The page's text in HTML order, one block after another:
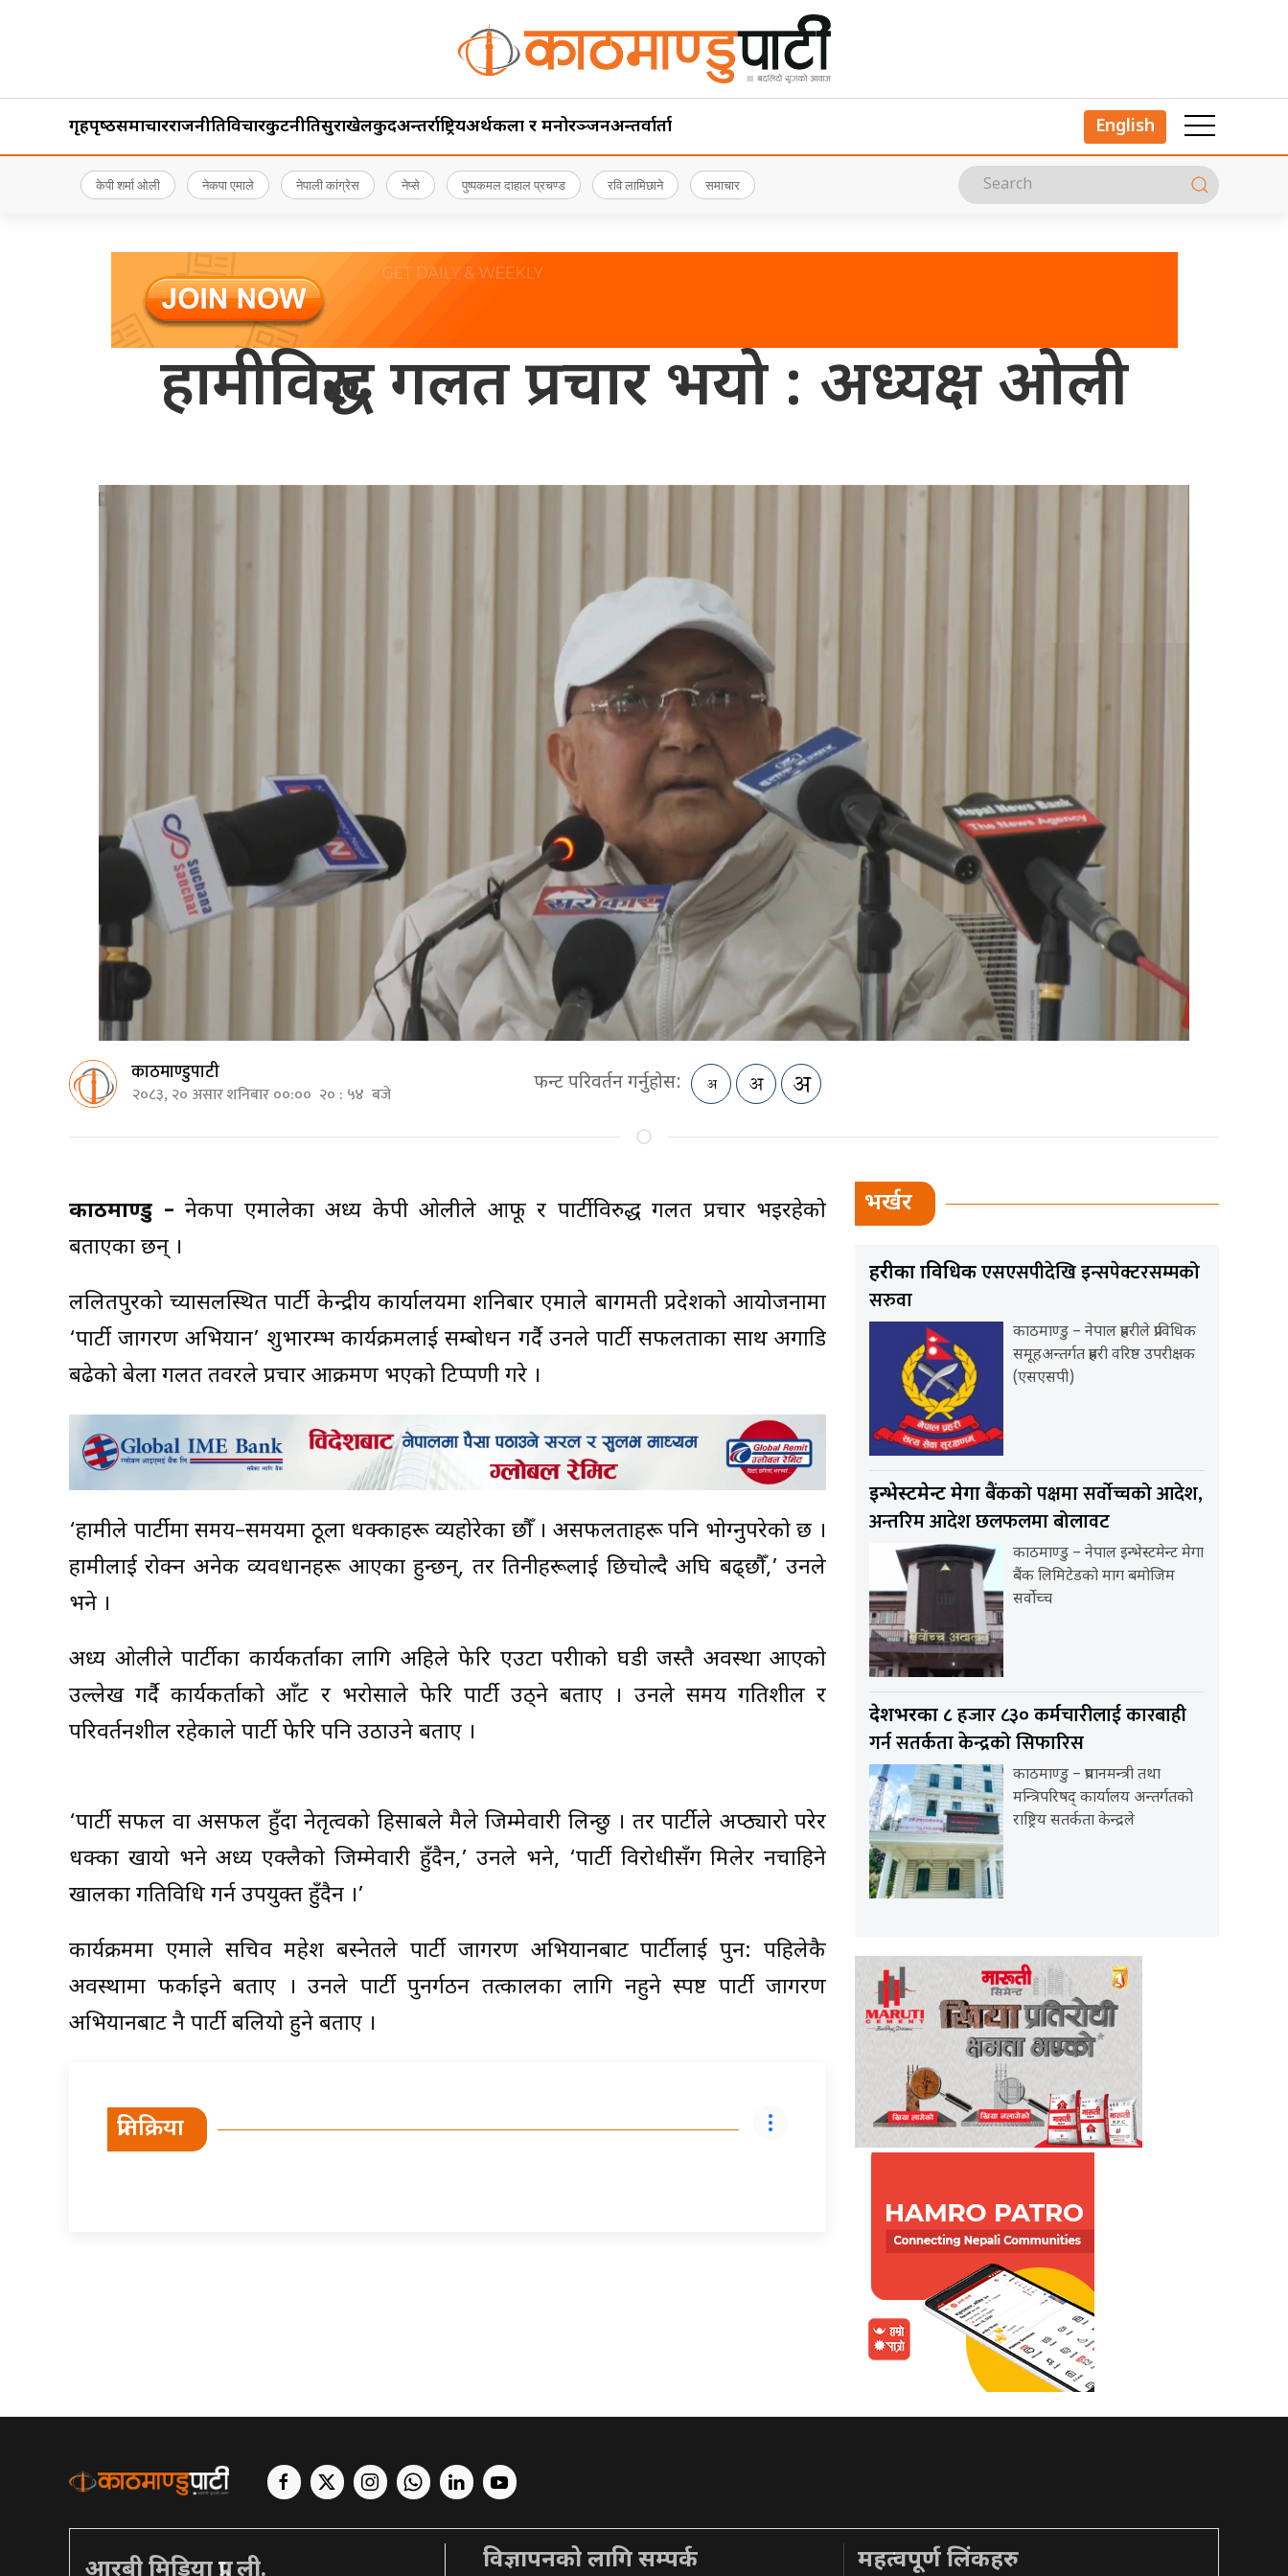
गृहपृष्‍ठसमाचारराजनीतिविचारकुटनीतिसुरक्षाखेलकुदअन्तर्राष्ट्रियअर्थकला र मनोरञ्जनअन्तर्वार्ता English
केपी शर्मा ओली नेकपा एमाले नेपाली कांग्रेस नेप्से पुष्पकमल दाहाल प्रचण्ड रवि लामिछाने समाचार
हामीविरुद्ध गलत प्रचार भयो : अध्यक्ष ओली
काठमाण्डुपाटी
२०८३, २० असार शनिबार ००:०० २० : ५४ बजे फन्ट परिवर्तन गर्नुहोस:
काठमाण्डु – नेकपा एमालेका अध्यक्ष केपी ओलीले आफू र पार्टीविरुद्ध गलत प्रचार भइरहेको
बताएका छन् ।
ललितपुरको च्यासलस्थित पार्टी केन्द्रीय कार्यालयमा शनिबार एमाले बागमती प्रदेशको आयोजनामा
‘पार्टी जागरण अभियान’ शुभारम्भ कार्यक्रमलाई सम्बोधन गर्दै उनले पार्टी सफलताका साथ अगाडि
बढेको बेला गलत तवरले प्रचार आक्रमण भएको टिप्पणी गरे ।
‘हामीले पार्टीमा समय–समयमा ठूला धक्काहरू व्यहोरेका छौँ । असफलताहरू पनि भोग्नुपरेको छ ।
हामीलाई रोक्न अनेक व्यवधानहरू आएका हुन्छन्, तर तिनीहरूलाई छिचोल्दै अघि बढ्छौँ,’ उनले
भने ।
अध्यक्ष ओलीले पार्टीका कार्यकर्ताका लागि अहिले फेरि एउटा परीक्षाको घडी जस्तै अवस्था आएको
उल्लेख गर्दै कार्यकर्ताको आँट र भरोसाले फेरि पार्टी उठ्ने बताए । उनले समय गतिशील र
परिवर्तनशील रहेकाले पार्टी फेरि पनि उठाउने बताए ।
‘पार्टी सफल वा असफल हुँदा नेतृत्वको हिसाबले मैले जिम्मेवारी लिन्छु । तर पार्टीले अप्ठ्यारो परेर
धक्का खायो भने अध्यक्ष एक्लैको जिम्मेवारी हुँदैन,’ उनले भने, ‘पार्टी विरोधीसँग मिलेर नचाहिने
खालका गतिविधि गर्न उपयुक्त हुँदैन ।’
कार्यक्रममा एमाले सचिव महेश बस्नेतले पार्टी जागरण अभियानबाट पार्टीलाई पुन: पहिलेकै
अवस्थामा फर्काइने बताए । उनले पार्टी पुनर्गठन तत्कालका लागि नहुने स्पष्ट पार्टी जागरण
अभियानबाट नै पार्टी बलियो हुने बताए ।
प्रतिक्रिया
भर्खर
प्रहरीका प्राविधिकएसएसपीदेखि इन्सपेक्टरसम्मको
सरुवा
काठमाण्डु – नेपाल प्रहरीले प्राविधिक
समूहअन्तर्गत प्रहरी वरिष्ठ उपरीक्षक
(एसएसपी)
इन्भेस्टमेन्ट मेगाबैंकको पक्षमा सर्वाेच्चको आदेश,
अन्तरिम आदेश छलफलमा बोलावट
काठमाण्डु – नेपाल इन्भेस्टमेन्ट मेगा
बैंक लिमिटेडको माग बमोजिम
सर्वोच्च
देशभरका ८हजार ८३० कर्मचारीलाई कारबाही
गर्न सतर्कता केन्द्रको सिफारिस
काठमाण्डु – प्रधानमन्त्री तथा
मन्त्रिपरिषद् कार्यालय अन्तर्गतको
राष्ट्रिय सतर्कता केन्द्रले
विज्ञापनको लागि सम्पर्क महत्वपूर्ण लिंकहरु